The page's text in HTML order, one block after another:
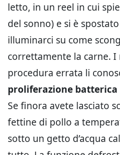
letto, in un reel in cui
del sonno) e si è
illuminarci su come
correttamente la carne. I
procedura errata li
proliferazione batterica
Se finora avete lasciato
fettine di pollo a
sotto un getto d’acqua